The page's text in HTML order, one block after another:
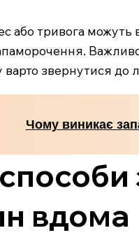
або тривога можуть
звернутися до
Чому виникає
вдома